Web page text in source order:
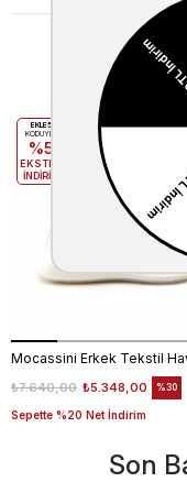
₺5.348,00
₺7.640,00
Sepette %20 Net İndirim
%30
EKLE5
KODUYLA
%5
EKSTRA
İNDİRİM
Son